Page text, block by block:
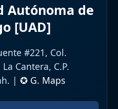
Autónoma de
[UAD]
#221, Col.
Cantera, C.P.
| ✪ G. Maps